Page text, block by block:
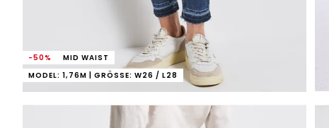
-50%
MID WAIST
MODEL: 1,76M | GRÖSSE: W26 / L28